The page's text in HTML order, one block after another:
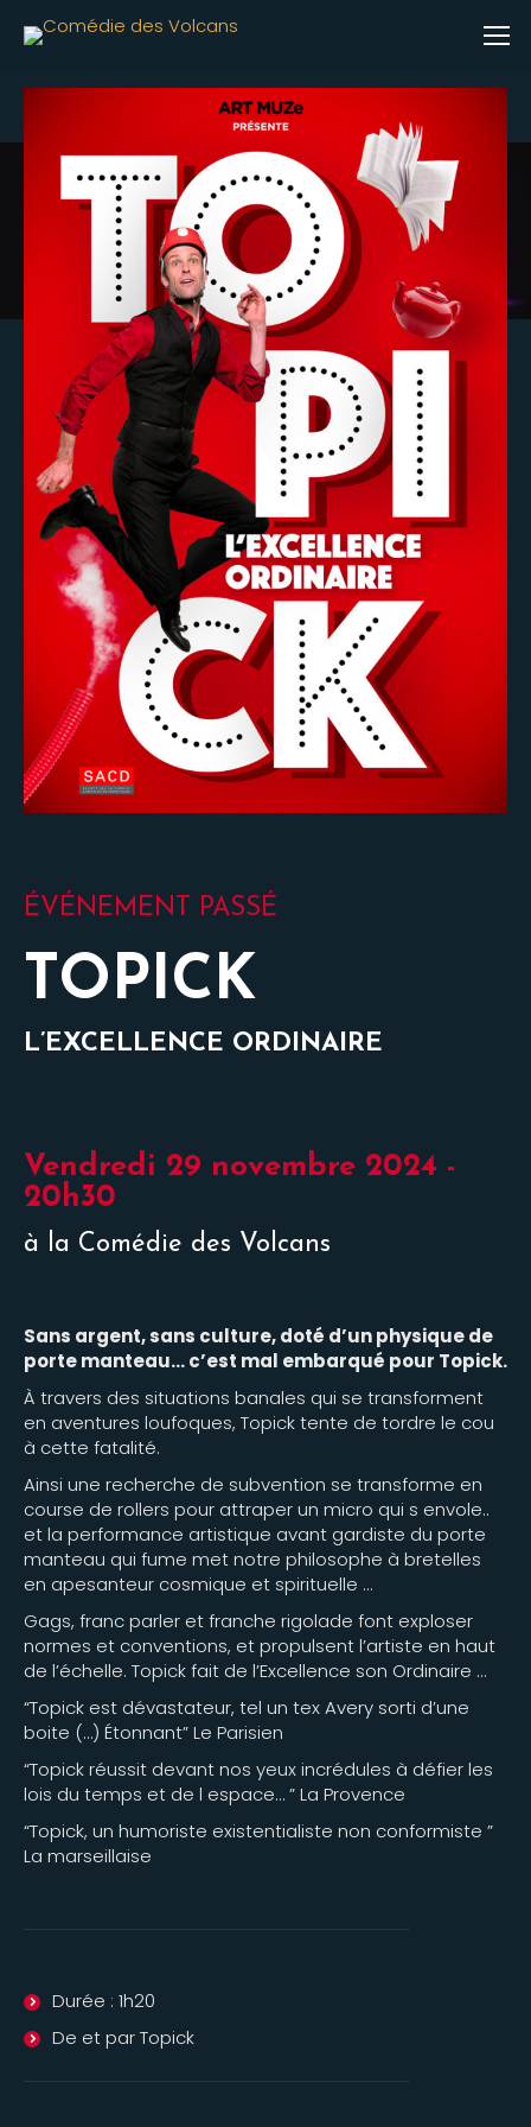
ÉVÉNEMENT PASSÉ
TOPICK
L’EXCELLENCE ORDINAIRE
Vendredi 29 novembre 2024 -
20h30
à la Comédie des Volcans
Sans argent, sans culture, doté d’un physique de
porte manteau… c’est mal embarqué pour Topick.
À travers des situations banales qui se transforment
en aventures loufoques, Topick tente de tordre le cou
à cette fatalité.
Ainsi une recherche de subvention se transforme en
course de rollers pour attraper un micro qui s envole..
et la performance artistique avant gardiste du porte
manteau qui fume met notre philosophe à bretelles
en apesanteur cosmique et spirituelle …
Gags, franc parler et franche rigolade font exploser
normes et conventions, et propulsent l’artiste en haut
de l’échelle. Topick fait de l’Excellence son Ordinaire …
“Topick est dévastateur, tel un tex Avery sorti d’une
boite (…) Étonnant” Le Parisien
“Topick réussit devant nos yeux incrédules à défier les
lois du temps et de l espace… ” La Provence
“Topick, un humoriste existentialiste non conformiste ”
La marseillaise
Durée : 1h20
De et par Topick